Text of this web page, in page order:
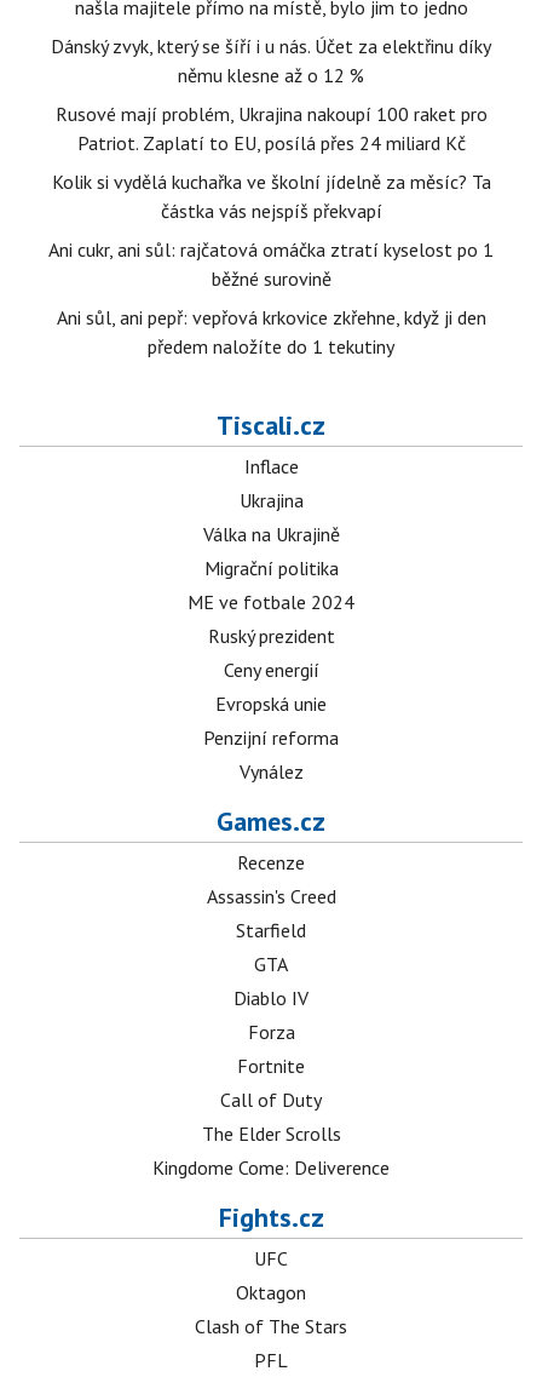
našla majitele přímo na místě, bylo jim to jedno
Dánský zvyk, který se šíří i u nás. Účet za elektřinu díky
němu klesne až o 12 %
Rusové mají problém, Ukrajina nakoupí 100 raket pro
Patriot. Zaplatí to EU, posílá přes 24 miliard Kč
Kolik si vydělá kuchařka ve školní jídelně za měsíc? Ta
částka vás nejspíš překvapí
Ani cukr, ani sůl: rajčatová omáčka ztratí kyselost po 1
běžné surovině
Ani sůl, ani pepř: vepřová krkovice zkřehne, když ji den
předem naložíte do 1 tekutiny
Tiscali.cz
Inflace
Ukrajina
Válka na Ukrajině
Migrační politika
ME ve fotbale 2024
Ruský prezident
Ceny energií
Evropská unie
Penzijní reforma
Vynález
Games.cz
Recenze
Assassin's Creed
Starfield
GTA
Diablo IV
Forza
Fortnite
Call of Duty
The Elder Scrolls
Kingdome Come: Deliverence
Fights.cz
UFC
Oktagon
Clash of The Stars
PFL